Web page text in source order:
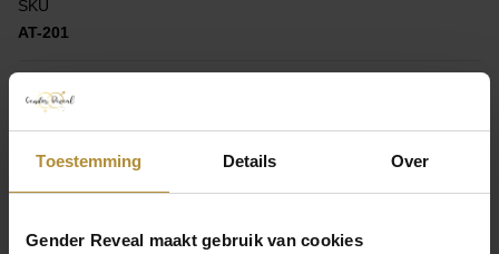
Toestemming Details Over
Gender Reveal maakt gebruik van cookies
SKU
AT-201
EAN
8998340153475
Hinterlassen Sie Ihre Meinung